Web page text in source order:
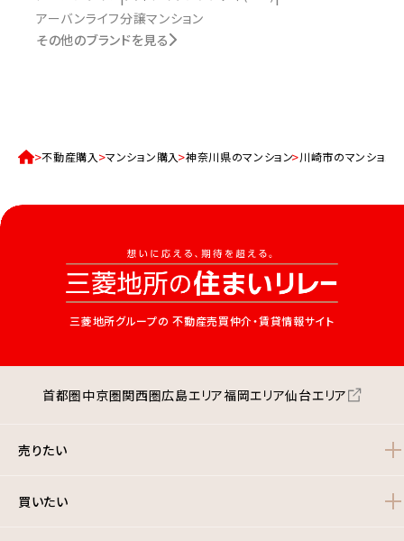
アーバンライフ分譲マンション
その他のブランドを見る
不動産購入 マンション購入 神奈川県のマンション 川崎市のマンション
三菱地所グループの 不動産売買仲介・賃貸情報サイト
首都圏中京圏関西圏広島エリア福岡エリア仙台エリア
売りたい
買いたい